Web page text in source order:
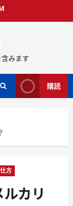
みます
購読
方
カリ